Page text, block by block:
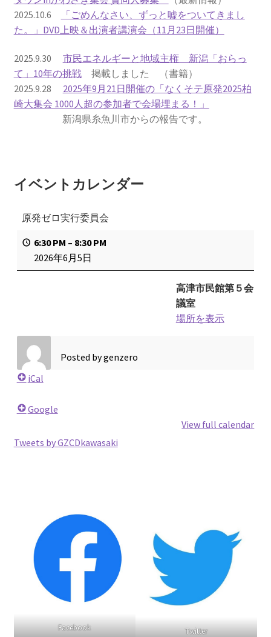
書籍
2022.12.29 原発事故と甲状腺がん
2023.1.26 「脱原発」成長論
2023.2.7 いまこそ私は原発に反対します
南海トラフ巨大地震でも原発は大丈夫と言う人々
2025.9.30 市民エネルギーと地域主権
2026.5.3 原発を止めた町
他サイト
問合せ・メルマガ
2025.10.6
「ごめんなさい、ずっと嘘をついてきまし
た。」DVD上映＆出演者講演会（11月23日開催）
2025.9.30 市民エネルギーと地域主権 新潟「おらっ
て」10年の挑戦掲載しました （書籍）
2025.9.28 2025年9月21日開催の「なくそテ原発2025柏
崎大集会 1000人超の参加者で会場埋まる！」
新潟県糸魚川市からの報告です。
イベントカレンダー
原発ゼロ実行委員会
6:30 PM – 8:30 PM
2026年6月5日
高津市民館第５会
議室
場所を表示
Posted bygenzero
iCal
Google
View full calendar
Tweets by GZCDkawasaki
Facebook Twitter